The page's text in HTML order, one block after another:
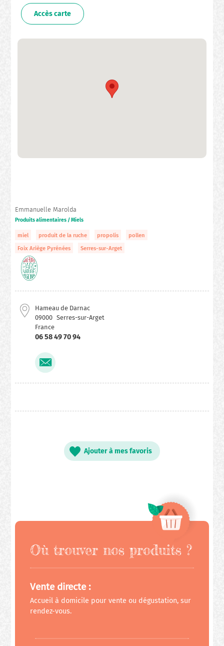
Accès carte
Emmanuelle Marolda
Produits alimentaires / Miels
miel produit de la ruche propolis
pollen
Foix Ariège Pyrénées
Serres-sur-Arget
Hameau de Darnac
09000 Serres-sur-Arget
France
06 58 49 70 94
Ajouter à mes favoris
Où trouver nos produits ?
Vente directe :
Accueil à domicile pour vente ou dégustation, sur
rendez-vous.